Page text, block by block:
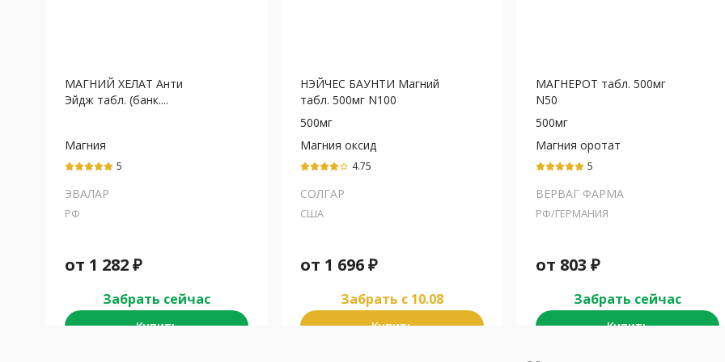
МАГНИЙ ХЕЛАТ Анти
Эйдж табл. (банк....
Магния
аминокислотный
5
ЭВАЛАР
РФ
от 1 282₽
Забрать сейчас
Купить
НЭЙЧЕС БАУНТИ Магний
табл. 500мг N100
500мг
Магния оксид
star_border 4.75
СОЛГАР
США
от 1 696₽
Забрать c 10.08
Купить
МАГНЕРОТ табл. 500мг
N50
500мг
Магния оротат
5
ВЕРВАГ ФАРМА
РФ/ГЕРМАНИЯ
от 803 ₽
Забрать сейчас
Купить